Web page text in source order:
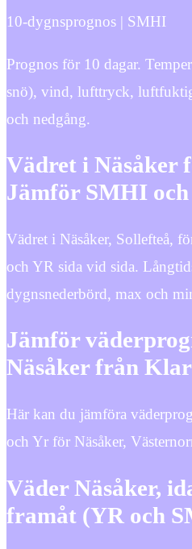
10-dygnsprognos | SMHI
Prognos för 10 dagar.
snö), vind, lufttryck,
och nedgång.
Vädret i Näsåker
Jämför SMHI
Vädret i Näsåker, Sollefteå,
och YR sida vid sida.
dygnsnederbörd, max och
Jämför
Näsåker från
Här kan du jämföra
och Yr för Näsåker,
Väder Näsåker,
framåt (YR och